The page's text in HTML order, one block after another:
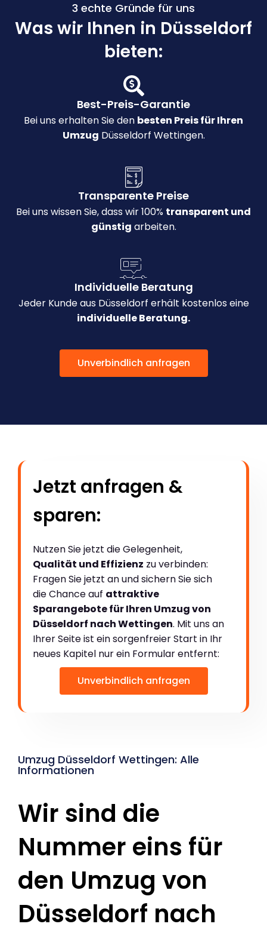
3 echte Gründe für uns
Was wir Ihnen in Düsseldorf
bieten:
Best-Preis-Garantie
Bei uns erhalten Sie den besten Preis für Ihren
Umzug Düsseldorf Wettingen.
Transparente Preise
Bei uns wissen Sie, dass wir 100% transparent und
günstig arbeiten.
Individuelle Beratung
Jeder Kunde aus Düsseldorf erhält kostenlos eine
individuelle Beratung.
Unverbindlich anfragen
Jetzt anfragen &
sparen:
Nutzen Sie jetzt die Gelegenheit,
Qualität und Effizienz zu verbinden:
Fragen Sie jetzt an und sichern Sie sich
die Chance auf attraktive
Sparangebote für Ihren Umzug von
Düsseldorf nach Wettingen. Mit uns an
Ihrer Seite ist ein sorgenfreier Start in Ihr
neues Kapitel nur ein Formular entfernt:
Unverbindlich anfragen
Umzug Düsseldorf Wettingen: Alle
Informationen
Wir sind die
Nummer eins für
den Umzug von
Düsseldorf nach